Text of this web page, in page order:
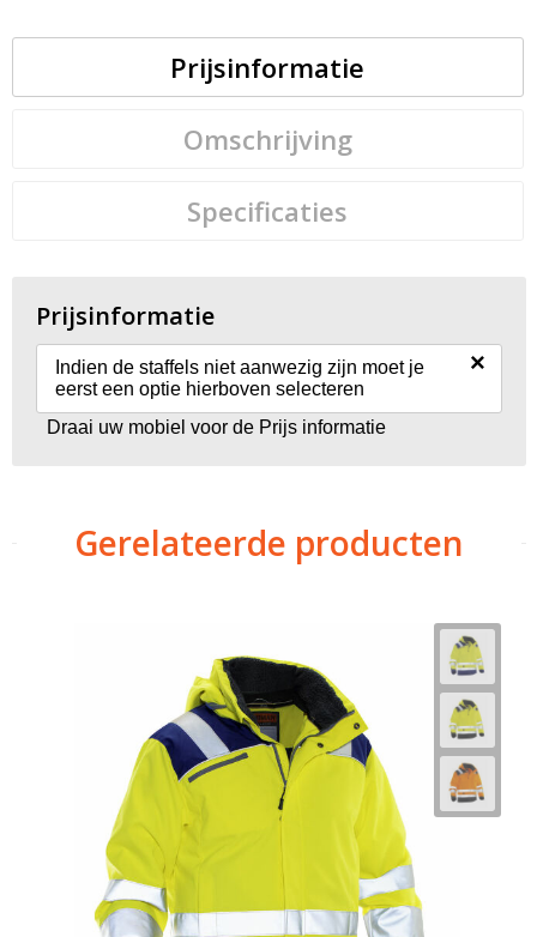
Prijsinformatie
Omschrijving
Specificaties
Prijsinformatie
Indien de staffels niet aanwezig zijn moet je
eerst een optie hierboven selecteren
×
Draai uw mobiel voor de Prijs informatie
Gerelateerde producten